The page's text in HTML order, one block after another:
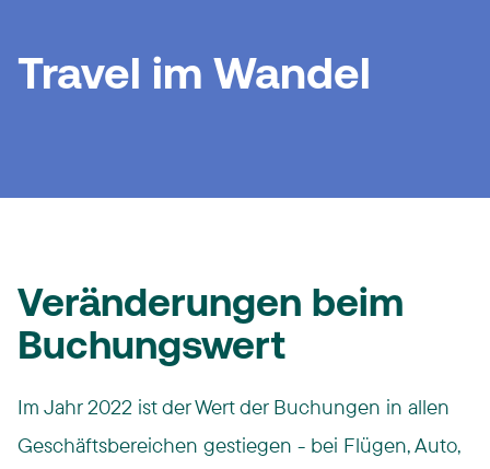
Travel im Wandel
Veränderungen beim
Buchungswert
Im Jahr 2022 ist der Wert der Buchungen in allen
Geschäftsbereichen gestiegen - bei Flügen, Auto,